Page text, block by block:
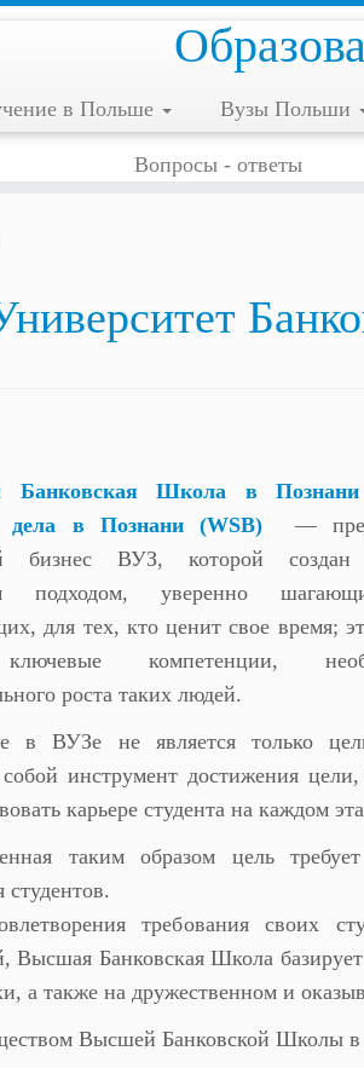
в Польше Вузы Польши
Вопросы - ответы
Банковская Школа в Познани
дела в Познани (WSB) —
бизнеc ВУЗ, которой
подходом, уверенно
для тех, кто ценит свое время;
ключевые компетенции,
роста таких людей.
в ВУЗе не является только
собой инструмент достижения
карьере студента на каждом
таким образом цель
требования своих
Высшая Банковская Школа
а также на дружественном и
Высшей Банковской Школы в